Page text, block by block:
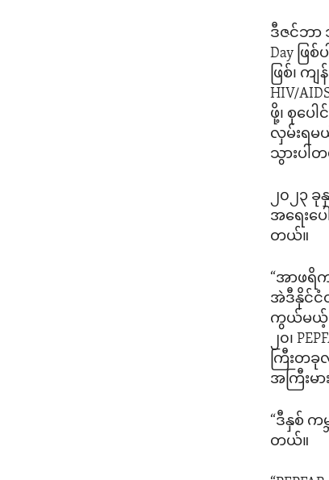
ဒီဇင်ဘာ
Day ဖြ
ဖြစ်၊ က
HIV/
ဖို့၊ စုပ
လှမ်းရမ
သွားပါ
၂၀၂၃
အရေးပ
တယ်။
“အာဖရိ
အဲဒီနိုင်ငံ
ကွယ်မယ့်
၂၀၊
ကြီးတ
အကြီးမ
“ဒီနှစ် က
တယ်။